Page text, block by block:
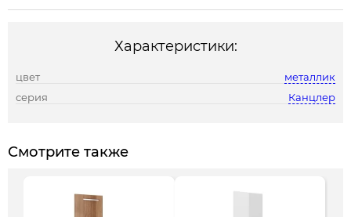
Характеристики:
цвет
металлик
серия
Канцлер
Смотрите также